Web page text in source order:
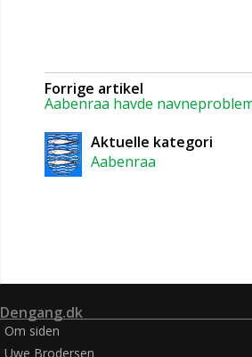
Forrige artikel
Aabenraa havde
Aktuelle kategori
Aabenraa
Dengang.dk
Om siden
Uwe Brodersen